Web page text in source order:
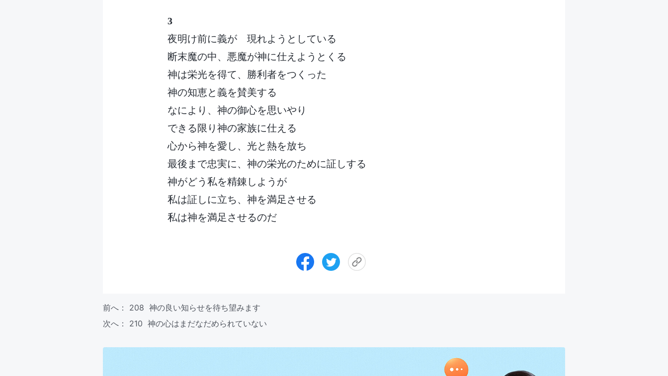
3
夜明け前に義が 現れようとしている
断末魔の中、悪魔が神に仕えようとくる
神は栄光を得て、勝利者をつくった
神の知恵と義を賛美する
なにより、神の御心を思いやり
できる限り神の家族に仕える
心から神を愛し、光と熱を放ち
最後まで忠実に、神の栄光のために証しする
神がどう私を精錬しようが
私は証しに立ち、神を満足させる
私は神を満足させるのだ
前へ： 208 神の良い知らせを待ち望みます
次へ： 210 神の心はまだなだめられていない